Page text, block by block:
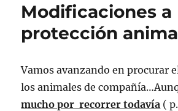
Modificaciones a
protección
Vamos avanzando en procurar
los animales de
mucho por recorrer todavía (